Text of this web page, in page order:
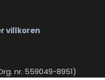
villkoren
nr. 559049-8951)